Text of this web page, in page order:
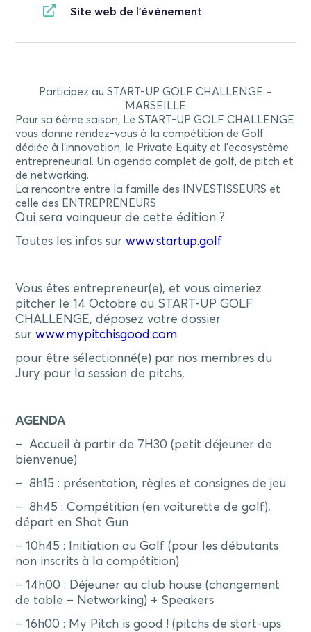
Site web de l'événement
Participez au START-UP GOLF CHALLENGE –
MARSEILLE
Pour sa 6ème saison, Le START-UP GOLF CHALLENGE
vous donne rendez-vous à la compétition de Golf
dédiée à l’innovation, le Private Equity et l’ecosystème
entrepreneurial. Un agenda complet de golf, de pitch et
de networking.
La rencontre entre la famille des INVESTISSEURS et
celle des ENTREPRENEURS
Qui sera vainqueur de cette édition ?
Toutes les infos surwww.startup.golf
Vous êtes entrepreneur(e), et vous aimeriez
pitcher le 14 Octobre au START-UP GOLF
CHALLENGE, déposez votre dossier
surwww.mypitchisgood.com
pour être sélectionné(e) par nos membres du
Jury pour la session de pitchs,
AGENDA
– Accueil à partir de 7H30 (petit déjeuner de
bienvenue)
– 8h15 : présentation, règles et consignes de jeu
– 8h45 : Compétition (en voiturette de golf),
départ en Shot Gun
– 10h45 : Initiation au Golf (pour les débutants
non inscrits à la compétition)
– 14h00 : Déjeuner au club house (changement
de table – Networking) + Speakers
– 16h00 : My Pitch is good ! (pitchs de start-ups